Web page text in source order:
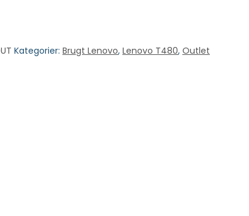
Kategorier: Brugt Lenovo, Lenovo T480, Outlet